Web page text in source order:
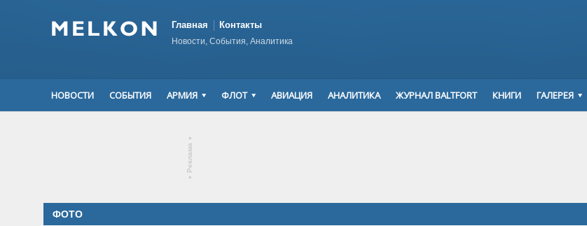
Главная Контакты
Новости, События, Аналитика
НОВОСТИ СОБЫТИЯ АРМИЯ ФЛОТ АВИАЦИЯ АНАЛИТИКА ЖУРНАЛ BALTFORT КНИГИ ГАЛЕРЕЯ
▾
Реклама
▾
ФОТО